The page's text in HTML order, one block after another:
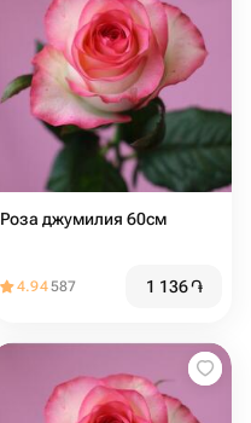
Роза джумилия 60см
4.94587 1 136֏